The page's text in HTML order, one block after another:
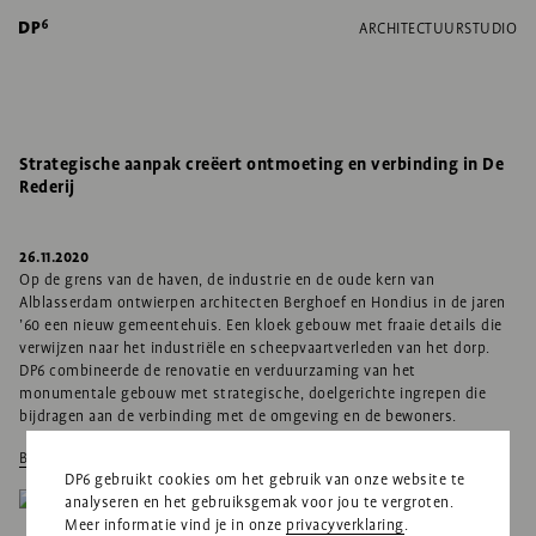
ARCHITECTUURSTUDIO
Strategische aanpak creëert ontmoeting en verbinding in De
Rederij
26.11.2020
Op de grens van de haven, de industrie en de oude kern van
Alblasserdam ontwierpen architecten Berghoef en Hondius in de jaren
’60 een nieuw gemeentehuis. Een kloek gebouw met fraaie details die
verwijzen naar het industriële en scheepvaartverleden van het dorp.
DP6 combineerde de renovatie en verduurzaming van het
monumentale gebouw met strategische, doelgerichte ingrepen die
bijdragen aan de verbinding met de omgeving en de bewoners.
Bekijk project
DP6 gebruikt cookies om het gebruik van onze website te
analyseren en het gebruiksgemak voor jou te vergroten.
Meer informatie vind je in onze privacyverklaring.